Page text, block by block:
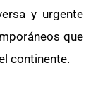
y urgente
que
continente.